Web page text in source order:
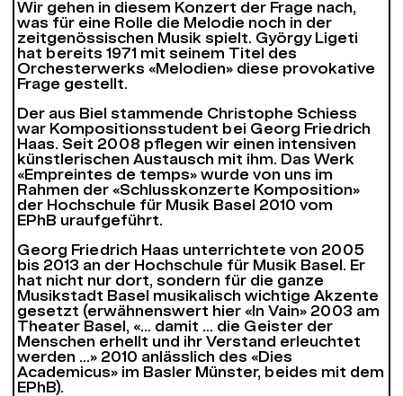
Wir gehen in diesem Konzert der Frage nach,
was für eine Rolle die Melodie noch in der
zeitgenössischen Musik spielt. György Ligeti
hat bereits 1971 mit seinem Titel des
Orchesterwerks «Melodien» diese provokative
Frage gestellt.
Der aus Biel stammende Christophe Schiess
war Kompositionsstudent bei Georg Friedrich
Haas. Seit 2008 pflegen wir einen intensiven
künstlerischen Austausch mit ihm. Das Werk
«Empreintes de temps» wurde von uns im
Rahmen der «Schlusskonzerte Komposition»
der Hochschule für Musik Basel 2010 vom
EPhB uraufgeführt.
Georg Friedrich Haas unterrichtete von 2005
bis 2013 an der Hochschule für Musik Basel. Er
hat nicht nur dort, sondern für die ganze
Musikstadt Basel musikalisch wichtige Akzente
gesetzt (erwähnenswert hier « In Vain» 2003 am
Theater Basel, «… damit … die Geister der
Menschen erhellt und ihr Verstand erleuchtet
werden …» 2010 anlässlich des «Dies
Academicus» im Basler Münster, beides mit dem
EPhB).